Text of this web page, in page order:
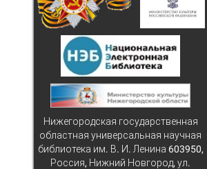
Нижегородская государственная
областная универсальная научная
библиотека им. В. И. Ленина 603950,
Россия, Нижний Новгород, ул.